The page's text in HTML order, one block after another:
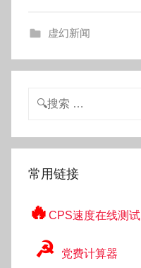
o
虚幻新闻
搜
常用链接
🔥 CPS速度在线测试
☭ 党费计算器